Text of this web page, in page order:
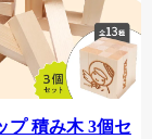
プ 積み木 3個セ